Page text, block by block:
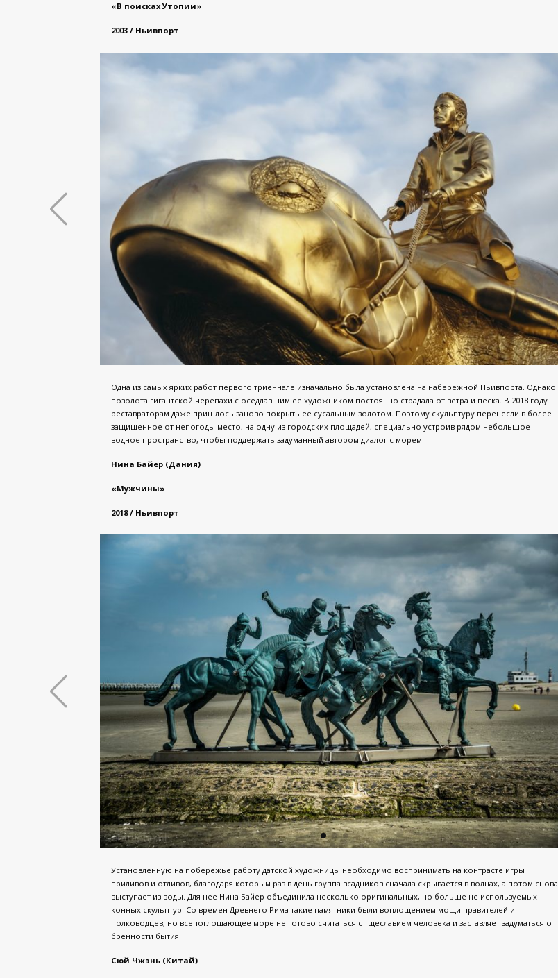
«В поисках Утопии»
2003 / Ньивпорт
Одна из самых ярких работ первого триеннале изначально была установлена на набережной Ньивпорта. Однако
позолота гигантской черепахи с оседлавшим ее художником постоянно страдала от ветра и песка. В 2018 году
реставраторам даже пришлось заново покрыть ее сусальным золотом. Поэтому скульптуру перенесли в более
защищенное от непогоды место, на одну из городских площадей, специально устроив рядом небольшое
водное пространство, чтобы поддержать задуманный автором диалог с морем.
Нина Байер (Дания)
«Мужчины»
2018 / Ньивпорт
Установленную на побережье работу датской художницы необходимо воспринимать на контрасте игры
приливов и отливов, благодаря которым раз в день группа всадников сначала скрывается в волнах, а потом снова
выступает из воды. Для нее Нина Байер объединила несколько оригинальных, но больше не используемых
конных скульптур. Со времен Древнего Рима такие памятники были воплощением мощи правителей и
полководцев, но всепоглощающее море не готово считаться с тщеславием человека и заставляет задуматься о
бренности бытия.
Сюй Чжэнь (Китай)